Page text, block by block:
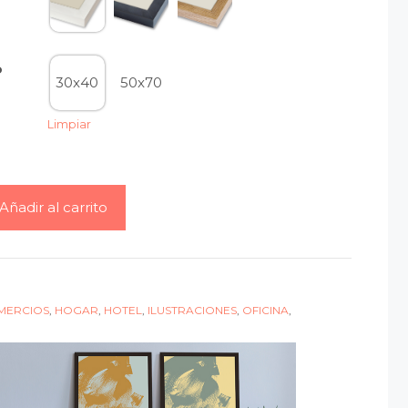
30x40 50x70
Limpiar
Añadir al carrito
, HOGAR, HOTEL, ILUSTRACIONES, OFICINA,